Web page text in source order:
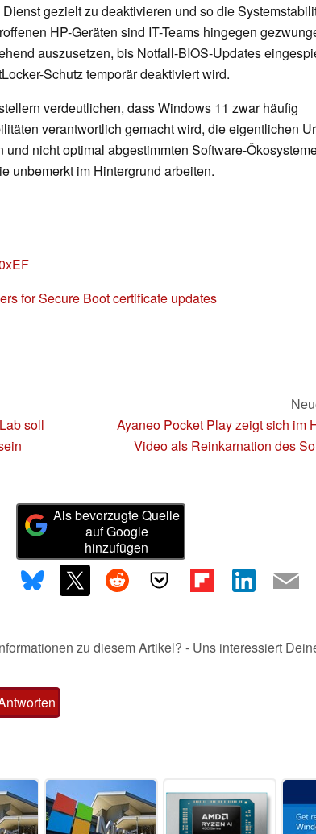
gezielt zu deaktivieren und so die
HP-Geräten sind IT-Teams hingegen
auszusetzen, bis Notfall-BIOS-Updates
Schutz temporär deaktiviert wird.
verdeutlichen, dass Windows 11 zwar häufig
verantwortlich gemacht wird, die eigentlichen
und nicht optimal abgestimmten Software-
unbemerkt im Hintergrund arbeiten.
for Secure Boot certificate updates
soll
Ayaneo Pocket Play zeigt sich im
Video als Reinkarnation des
Als bevorzugte Quelle
auf Google
hinzufügen
zu diesem Artikel? - Uns interessiert